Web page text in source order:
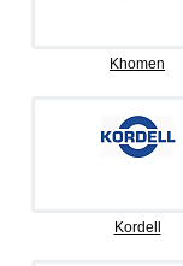
Khomen
Kordell